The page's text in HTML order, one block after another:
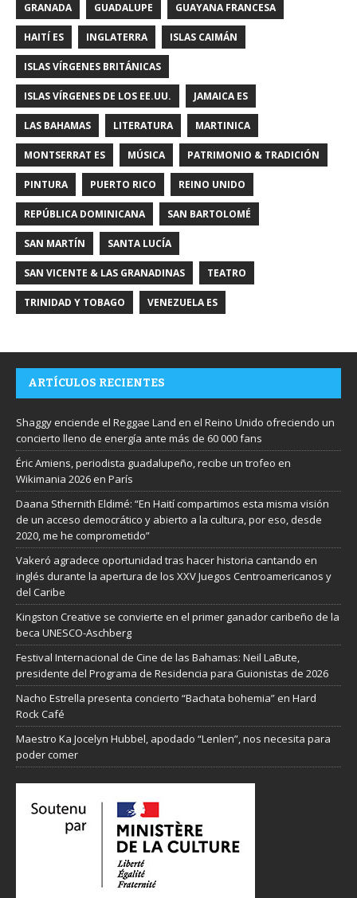
GRANADA GUADALUPE GUAYANA FRANCESA
HAITÍ ES INGLATERRA ISLAS CAIMÁN
ISLAS VÍRGENES BRITÁNICAS
ISLAS VÍRGENES DE LOS EE.UU. JAMAICA ES
LAS BAHAMAS LITERATURA MARTINICA
MONTSERRAT ES MÚSICA PATRIMONIO & TRADICIÓN
PINTURA PUERTO RICO REINO UNIDO
REPÚBLICA DOMINICANA SAN BARTOLOMÉ
SAN MARTÍN SANTA LUCÍA
SAN VICENTE & LAS GRANADINAS TEATRO
TRINIDAD Y TOBAGO VENEZUELA ES
ARTÍCULOS RECIENTES
Shaggy enciende el Reggae Land en el Reino Unido ofreciendo un
concierto lleno de energía ante más de 60 000 fans
Éric Amiens, periodista guadalupeño, recibe un trofeo en
Wikimania 2026 en París
Daana Sthernith Eldimé: “En Haití compartimos esta misma visión
de un acceso democrático y abierto a la cultura, por eso, desde
2020, me he comprometido”
Vakeró agradece oportunidad tras hacer historia cantando en
inglés durante la apertura de los XXV Juegos Centroamericanos y
del Caribe
Kingston Creative se convierte en el primer ganador caribeño de la
beca UNESCO-Aschberg
Festival Internacional de Cine de las Bahamas: Neil LaBute,
presidente del Programa de Residencia para Guionistas de 2026
Nacho Estrella presenta concierto “Bachata bohemia” en Hard
Rock Café
Maestro Ka Jocelyn Hubbel, apodado “Lenlen”, nos necesita para
poder comer